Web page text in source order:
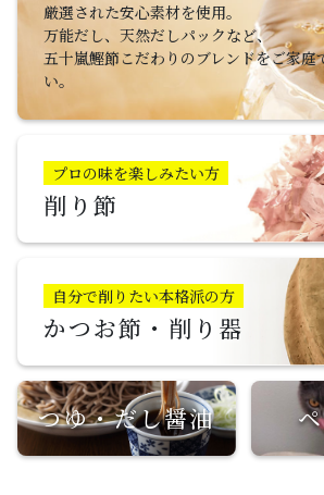
厳選された安心素材を使用。
万能だし、天然だしパックなど、
五十嵐鰹節こだわりのブレンドをご家庭
い。
プロの味を楽しみたい方
削り節
自分で削りたい本格派の方
かつお節・削り器
つゆ・だし醤油